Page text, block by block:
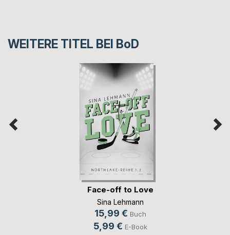
WEITERE TITEL BEI BoD
Face-off to Love
Sina Lehmann
15,99 € Buch
5,99 € E-Book